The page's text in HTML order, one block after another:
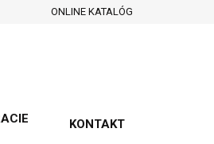
ONLINE KATALÓG
KONTAKT